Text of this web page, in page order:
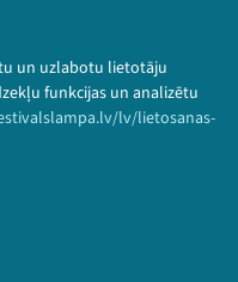
un uzlabotu lietotāju
funkcijas un analizētu
lv/lietosanas-
politika
Visas tiesības